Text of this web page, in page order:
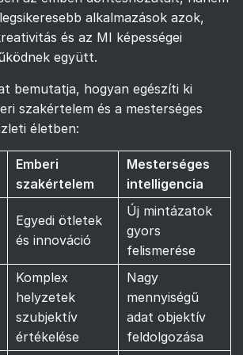
alkalmazások azok,
és az MI képességei
együtt.
bemutatja, hogyan egészíti ki
szakértelem és a mesterséges
életben:
Emberi
szakértelem
Mesterséges
intelligencia
Egyedi ötletek
és innováció
Új mintázatok
gyors
felismerése
Komplex
helyzetek
szubjektív
értékelése
Nagy
mennyiségű
adat objektív
feldolgozása